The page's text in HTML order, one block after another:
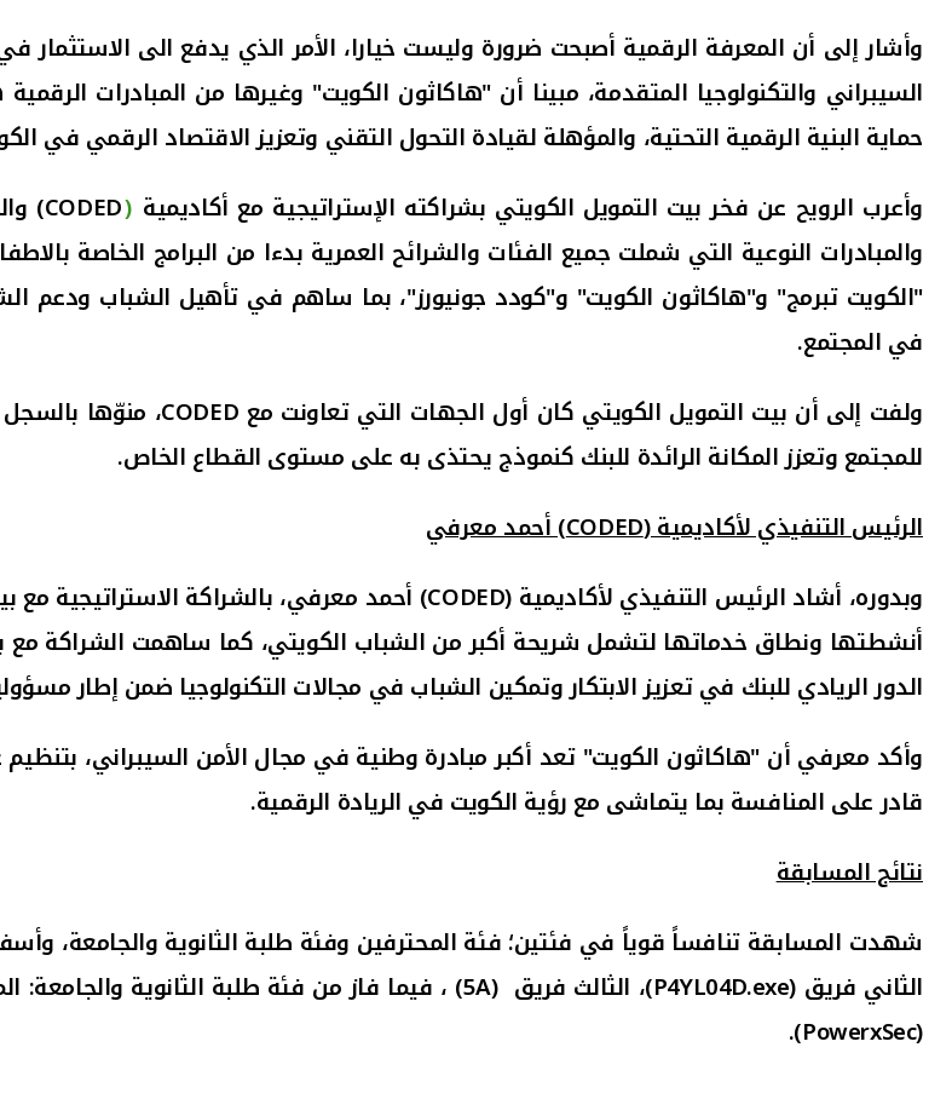
وأشار إلى أن المعرفة الرقمية أصبحت ضرورة وليست خيارا، الأمر الذي يدفع الى
السيبراني والتكنولوجيا المتقدمة، مبينا أن "هاكاثون الكويت" وغيرها من المبادرات
حماية البنية الرقمية التحتية، والمؤهلة لقيادة التحول التقني وتعزيز الاقتصاد الرقمي في
وأعرب الرويح عن فخر بيت التمويل الكويتي بشراكته الإستراتيجية مع أكاديمية (
CODED
)
والمبادرات النوعية التي شملت جميع الفئات والشرائح العمرية بدءا من البرامج الخاصة
"الكويت تبرمج" و"هاكاثون الكويت" و"كودد جونيورز"، بما ساهم في تأهيل الشباب ودعم
في المجتمع.
ولفت إلى أن بيت التمويل الكويتي كان أول الجهات التي تعاونت مع CODED، منوّها
للمجتمع وتعزز المكانة الرائدة للبنك كنموذج يحتذى به على مستوى القطاع الخاص.
الرئيس التنفيذي لأكاديمية (CODED) أحمد معرفي
وبدوره، أشاد الرئيس التنفيذي لأكاديمية (CODED) أحمد معرفي، بالشراكة الاستراتيجية مع
أنشطتها ونطاق خدماتها لتشمل شريحة أكبر من الشباب الكويتي، كما ساهمت الشراكة مع
الدور الريادي للبنك في تعزيز الابتكار وتمكين الشباب في مجالات التكنولوجيا ضمن إطار
وأكد معرفي أن "هاكاثون الكويت" تعد أكبر مبادرة وطنية في مجال الأمن السيبراني،
قادر على المنافسة بما يتماشى مع رؤية الكويت في الريادة الرقمية.
نتائج المسابقة
شهدت المسابقة تنافساً قوياً في فئتين؛ فئة المحترفين وفئة طلبة الثانوية والجامعة،
الثاني فريق (P4YL04D.exe) ، الثالث فريق (5A) ، فيما فاز من فئة طلبة الثانوية والجامعة:
(
PowerxSec
).